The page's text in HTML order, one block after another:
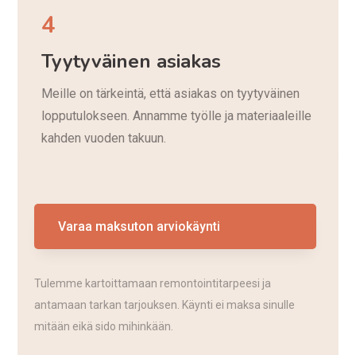
4
Tyytyväinen asiakas
Meille on tärkeintä, että asiakas on tyytyväinen
lopputulokseen. Annamme työlle ja materiaaleille
kahden vuoden takuun.
Varaa maksuton arviokäynti
Tulemme kartoittamaan remontointitarpeesi ja
antamaan tarkan tarjouksen. Käynti ei maksa sinulle
mitään eikä sido mihinkään.